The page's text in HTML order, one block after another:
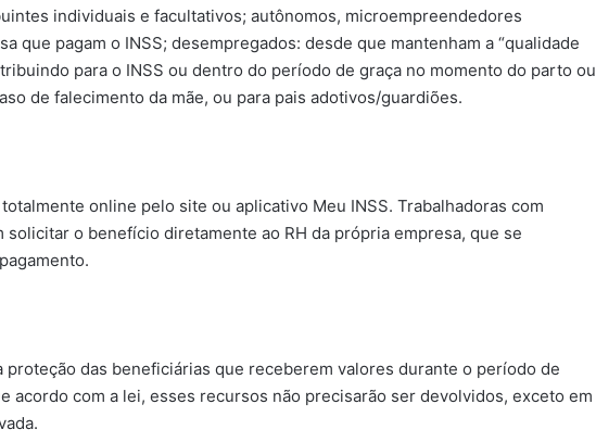
individuais e facultativos; autônomos, microempreendedores
que pagam o INSS; desempregados: desde que mantenham a “qualidade
para o INSS ou dentro do período de graça no momento do parto ou
de falecimento da mãe, ou para pais adotivos/guardiões.
online pelo site ou aplicativo Meu INSS. Trabalhadoras com
solicitar o benefício diretamente ao RH da própria empresa, que se
proteção das beneficiárias que receberem valores durante o período de
acordo com a lei, esses recursos não precisarão ser devolvidos, exceto em